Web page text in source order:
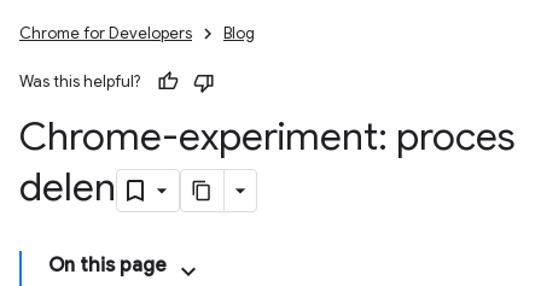
Chrome for Developers Blog
Was this helpful?
Chrome-experiment: proces
delen
On this page